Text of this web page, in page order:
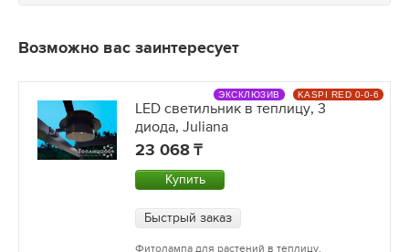
Возможно вас заинтересует
LED светильник в теплицу, 3
диода, Juliana
23 068
Купить
Быстрый заказ
Фитолампа для растений в теплицу.
ЭКСКЛЮЗИВ KASPI RED 0-0-6